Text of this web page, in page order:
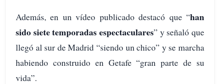
Además, en un vídeo publicado destacó que “han
sido siete temporadas espectaculares” y señaló que
llegó al sur de Madrid “siendo un chico” y se marcha
habiendo construido en Getafe “gran parte de su
vida”.